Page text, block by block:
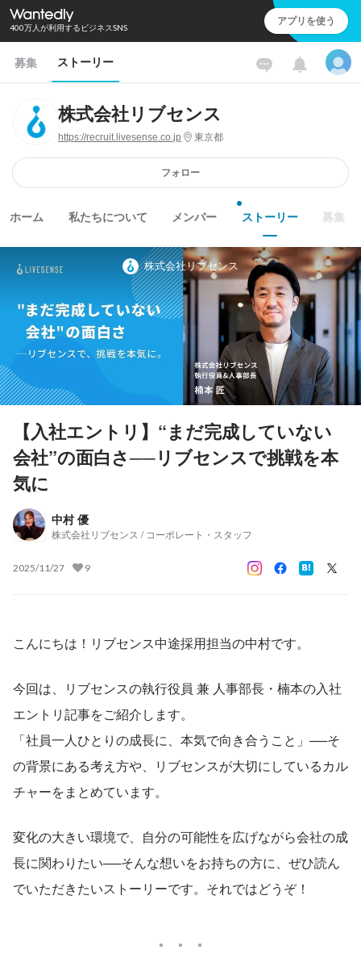
400万人が利用するビジネスSNS アプリを使う
募集 ストーリー
株式会社リブセンス
https://recruit.livesense.co.jp 東京都
フォロー
ホーム 私たちについて メンバー ストーリー 募集
株式会社リブセンス
【入社エントリ】“まだ完成していない
会社”の面白さ──リブセンスで挑戦を本
気に
中村 優
株式会社リブセンス / コーポレート・スタッフ
2025/11/27 9
こんにちは！リブセンス​中途採用担当の中村です。
今回は、リブセンスの執行役員 兼 人事部長・楠本の入社
エントリ記事をご紹介します。
「社員一人ひとりの成長に、本気で向き合うこと」──そ
の背景にある考え方や、リブセンスが大切にしているカル
チャーをまとめています。
変化の大きい環境で、自分の可能性を広げながら会社の成
長に関わりたい──そんな想いをお持ちの方に、ぜひ読ん
でいただきたいストーリーです。それではどうぞ！